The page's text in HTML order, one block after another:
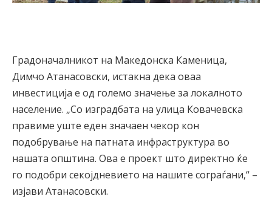
Градоначалникот на Македонска Каменица,
Димчо Атанасовски, истакна дека оваа
инвестиција е од големо значење за локалното
население. „Со изградбата на улица Ковачевска
правиме уште еден значаен чекор кон
подобрување на патната инфраструктура во
нашата општина. Ова е проект што директно ќе
го подобри секојдневието на нашите сограѓани,“ –
изјави Атанасовски.